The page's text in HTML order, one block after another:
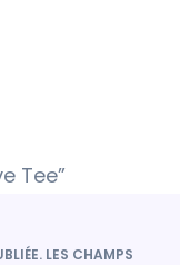
Tee”
LES CHAMPS